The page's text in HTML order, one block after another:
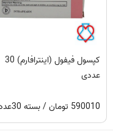
کپسول فیفول (اینترافارم) 30
عددی
590010 تومان / بسته 30عددي